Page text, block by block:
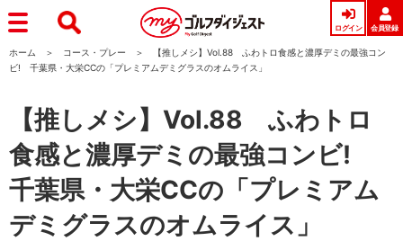
ログイン 会員登録
ホーム コース・プレー
【推しメシ】Vol.88 ふわトロ食感と濃厚デミの最強コン
ビ! 千葉県・大栄CCの「プレミアムデミグラスのオムライス」
【推しメシ】Vol.88 ふわトロ
食感と濃厚デミの最強コンビ!
千葉県・大栄CCの「プレミアム
デミグラスのオムライス」